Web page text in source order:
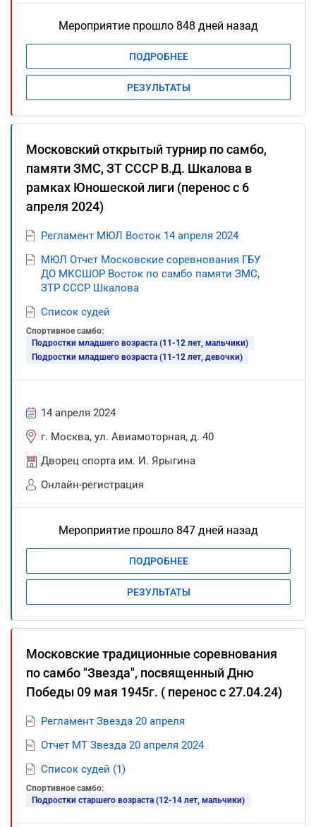
Мероприятие прошло 848 дней назад
ПОДРОБНЕЕ
РЕЗУЛЬТАТЫ
Московский открытый турнир по самбо,
памяти ЗМС, ЗТ СССР В.Д. Шкалова в
рамках Юношеской лиги (перенос с 6
апреля 2024)
Регламент МЮЛ Восток 14 апреля 2024
МЮЛ Отчет Московские соревнования ГБУ
ДО МКСШОР Восток по самбо памяти ЗМС,
ЗТР СССР Шкалова
Список судей
Спортивное самбо:
Подростки младшего возраста (11-12 лет, мальчики)
Подростки младшего возраста (11-12 лет, девочки)
14 апреля 2024
г. Москва, ул. Авиамоторная, д. 40
Дворец спорта им. И. Ярыгина
Онлайн-регистрация
Мероприятие прошло 847 дней назад
ПОДРОБНЕЕ
РЕЗУЛЬТАТЫ
Московские традиционные соревнования
по самбо "Звезда", посвященный Дню
Победы 09 мая 1945г. ( перенос с 27.04.24)
Регламент Звезда 20 апреля
Отчет МТ Звезда 20 апреля 2024
Список судей (1)
Спортивное самбо:
Подростки старшего возраста (12-14 лет, мальчики)